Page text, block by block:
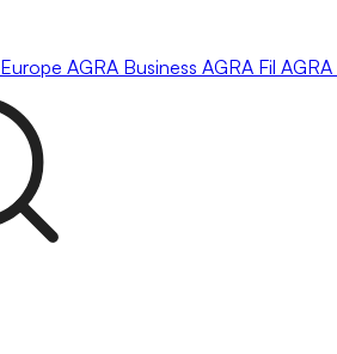
Europe AGRA Business AGRA Fil AGRA